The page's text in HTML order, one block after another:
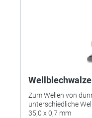
Wellblechwalze
Zum Wellen von
unterschiedliche
35,0 x 0,7 mm